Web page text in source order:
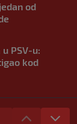
od
PSV-u:
kod
miliona